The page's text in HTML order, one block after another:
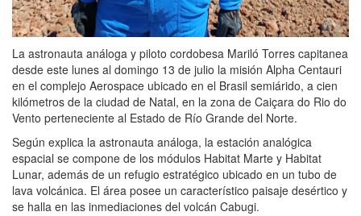
La astronauta análoga y piloto cordobesa Mariló Torres capitanea
desde este lunes al domingo 13 de julio la misión Alpha Centauri
en el complejo Aerospace ubicado en el Brasil semiárido, a cien
kilómetros de la ciudad de Natal, en la zona de Caiçara do Rio do
Vento perteneciente al Estado de Río Grande del Norte.
Según explica la astronauta análoga, la estación analógica
espacial se compone de los módulos Habitat Marte y Habitat
Lunar, además de un refugio estratégico ubicado en un tubo de
lava volcánica. El área posee un característico paisaje desértico y
se halla en las inmediaciones del volcán Cabugi.